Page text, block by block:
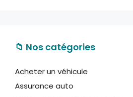
📁 Nos catégories
Acheter un véhicule
Assurance auto